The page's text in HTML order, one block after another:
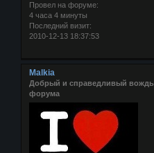
Провел на форуме:
4 часа 4 минуты
Последний визит:
2010-12-13 18:37:53
Malkia
Добрый и справедливый вождь
форума